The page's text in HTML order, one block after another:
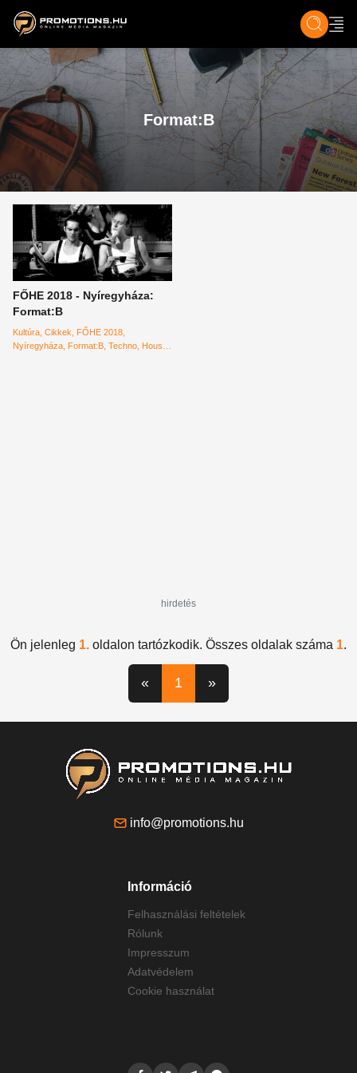
ZENE, FILM & KULT ÉLET TECH &
Format:B
FŐHE 2018 - Nyíregyháza:
Format:B
Kultúra Cikkek
FŐHE 2018
Nyíregyháza Format:B Techno House
hirdetés
Ön jelenleg 1. oldalon tartózkodik. Összes oldalak száma 1.
« 1 »
info@promotions.hu
Információ
Felhasználási feltételek
Rólunk
Impresszum
Adatvédelem
Cookie használat